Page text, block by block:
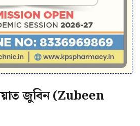
জুবিন (Zubeen